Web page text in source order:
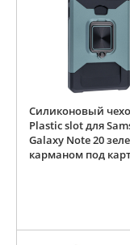
Силиконовый
Plastic slot для
Galaxy Note 20
карманом под